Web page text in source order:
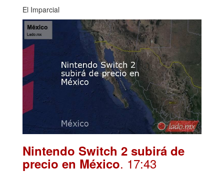
El Imparcial
Nintendo Switch 2 subirá de
precio en México. 17:43